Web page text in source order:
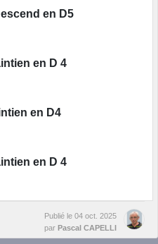
en D5
en D 4
en D4
en D 4
Publié le 04 oct. 2025
par Pascal CAPELLI